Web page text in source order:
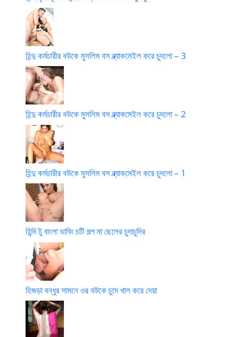
হিন্দু কর্মচারীর বউকে মুসলিম বস ব্ল্যাকমেইল করে চুদলো – 3
হিন্দু কর্মচারীর বউকে মুসলিম বস ব্ল্যাকমেইল করে চুদলো – 2
হিন্দু কর্মচারীর বউকে মুসলিম বস ব্ল্যাকমেইল করে চুদলো – 1
হিন্দি টু বাংলা ডাবিং চটি গল্প মা ছেলের চুদাচুদির
হিজড়া বন্ধুর সামনে ওর বউকে চুদে খাল করে দেয়া